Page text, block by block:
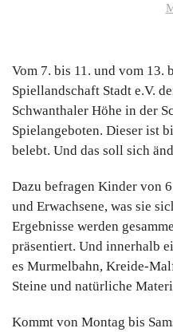
Vom 7. bis 11. und vom 13.
Spiellandschaft Stadt e.V.
Schwanthaler Höhe in der
Spielangeboten. Dieser ist
belebt. Und das soll sich
Dazu befragen Kinder von
und Erwachsene, was sie
Ergebnisse werden
präsentiert. Und innerhalb
es Murmelbahn, Kreide-
Steine und natürliche
Kommt von Montag bis